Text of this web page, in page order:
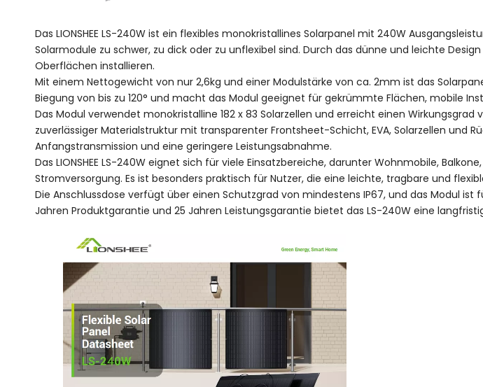
Das LIONSHEE LS-240W ist ein flexibles monokristallines Solarpanel mit 240W
Solarmodule zu schwer, zu dick oder zu unflexibel sind. Durch das dünne und leichte
Oberflächen installieren.
Mit einem Nettogewicht von nur 2,6kg und einer Modulstärke von ca. 2mm ist das
Biegung von bis zu 120° und macht das Modul geeignet für gekrümmte Flächen, mobile
Das Modul verwendet monokristalline 182 x 83 Solarzellen und erreicht einen
zuverlässiger Materialstruktur mit transparenter Frontsheet-Schicht, EVA, Solarzellen und
Anfangstransmission und eine geringere Leistungsabnahme.
Das LIONSHEE LS-240W eignet sich für viele Einsatzbereiche, darunter Wohnmobile,
Stromversorgung. Es ist besonders praktisch für Nutzer, die eine leichte, tragbare und
Die Anschlussdose verfügt über einen Schutzgrad von mindestens IP67, und das Modul
Jahren Produktgarantie und 25 Jahren Leistungsgarantie bietet das LS-240W eine